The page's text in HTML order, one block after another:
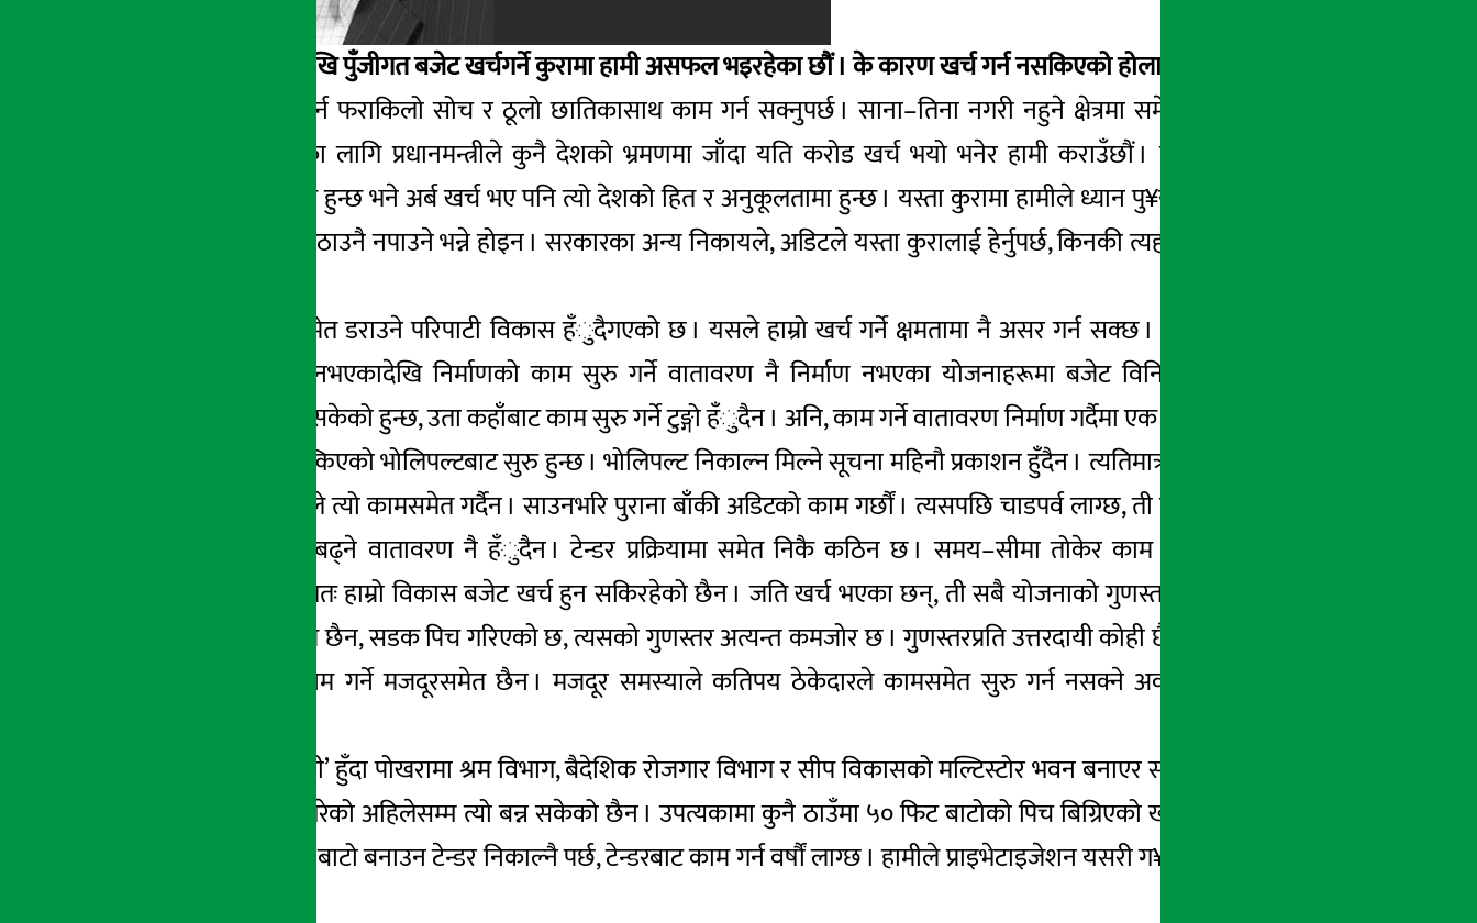
पछिल्लो एक दशकदेखि पुँजीगत बजेट खर्चगर्ने कुरामा हामी असफल भइरहेका छौं । के कारण खर्च गर्न नसकिएको होला ?
विकास बजेट खर्च गर्न फराकिलो सोच र ठूलो छातिकासाथ काम गर्न सक्नुपर्छ । साना–तिना नगरी नहुने क्षेत्रमा समेत भएका खर्चलाई विवादमा
ल्याउँछौं । उदाहरणका लागि प्रधानमन्त्रीले कुनै देशको भ्रमणमा जाँदा यति करोड खर्च भयो भनेर हामी कराउँछौं । यदि भ्रमणले दुई देशबीचको
सम्बन्धमा विशेष काम हुन्छ भने अर्ब खर्च भए पनि त्यो देशको हित र अनुकूलतामा हुन्छ । यस्ता कुरामा हामीले ध्यान पु¥याउन सकिरहेका छैनौं । यति
भन्दैमा त्यसमा कुरा उठाउनै नपाउने भन्ने होइन । सरकारका अन्य निकायले, अडिटले यस्ता कुरालाई हेर्नुपर्छ, किनकी त्यहाँ जनताको सूचनाको हकको
आवश्यक खर्च गर्नसमेत डराउने परिपाटी विकास हँुदैगएको छ । यसले हाम्रो खर्च गर्ने क्षमतामा नै असर गर्न सक्छ । योजना निर्माणका लागि कुनै
सम्भाव्यता अध्ययन नभएकादेखि निर्माणको काम सुरु गर्ने वातावरण नै निर्माण नभएका योजनाहरूमा बजेट विनियोजन गरिएको हुन्छ । यता
मन्त्रालयले बजेट दिइसकेको हुन्छ, उता कहाँबाट काम सुरु गर्ने टुङ्गो हँुदैन । अनि, काम गर्ने वातावरण निर्माण गर्दैमा एक वर्ष बित्छ ।
ढिलासुस्ती बजेट निस्किएको भोलिपल्टबाट सुरु हुन्छ । भोलिपल्ट निकाल्न मिल्ने सूचना महिनौ प्रकाशन हुँदैन । त्यतिमात्र गर्ने हो भने पनि काम अगाडि
बढ्छ । तर, मन्त्रालयले त्यो कामसमेत गर्दैन । साउनभरि पुराना बाँकी अडिटको काम गर्छौं । त्यसपछि चाडपर्व लाग्छ, ती विकाससँग सम्बन्धित कामले
कात्तिकसम्म अगाडि बढ्ने वातावरण नै हँुदैन । टेन्डर प्रक्रियामा समेत निकै कठिन छ । समय–सीमा तोकेर काम गर्ने परिपाटीको विकास हुन
सकिरहेको छैन । फलतः हाम्रो विकास बजेट खर्च हुन सकिरहेको छैन । जति खर्च भएका छन्, ती सबै योजनाको गुणस्तर अत्यन्त कमजोर छ । भवन
बनाइएको छ, बाथरुम छैन, सडक पिच गरिएको छ, त्यसको गुणस्तर अत्यन्त कमजोर छ । गुणस्तरप्रति उत्तरदायी कोही छैन । हँुदाहुँदा अहिले ठेक्का
लागेका योजनामा काम गर्ने मजदूरसमेत छैन । मजदूर समस्याले कतिपय ठेकेदारले कामसमेत सुरु गर्न नसक्ने अवस्थाको सिर्जना हुन लागेको
म श्रम विभागको ‘डीजी’ हुँदा पोखरामा श्रम विभाग, बैदेशिक रोजगार विभाग र सीप विकासको मल्टिस्टोर भवन बनाएर सबै शाखा एउटै भवनमा खोलौं
भनेर बजेट निकासा गरेको अहिलेसम्म त्यो बन्न सकेको छैन । उपत्यकामा कुनै ठाउँमा ५० फिट बाटोको पिच बिग्रिएको खण्डमा त्यो निर्माण गर्ने साधन
सरकारसँग छैन । त्यो बाटो बनाउन टेन्डर निकाल्नै पर्छ, टेन्डरबाट काम गर्न वर्षौं लाग्छ । हामीले प्राइभेटाइजेशन यसरी ग¥यौं कि सरकारको क्षमता सबै